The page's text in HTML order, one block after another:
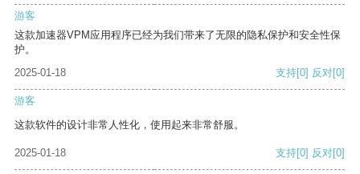
游客
这款加速器VPM应用程序已经为我们带来了无限的隐私保护和安全性保
护。
2025-01-18
支持[0] 反对[0]
游客
这款软件的设计非常人性化，使用起来非常舒服。
2025-01-18 支持[0] 反对[0]